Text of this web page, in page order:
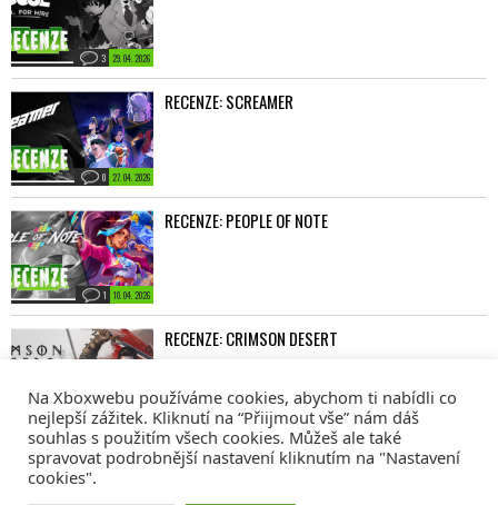
29. 04. 2026
3
27. 04. 2026
0
RECENZE: SCREAMER
10. 04. 2026
1
RECENZE: PEOPLE OF NOTE
06. 04. 2026
2
RECENZE: CRIMSON DESERT
Na Xboxwebu používáme cookies, abychom ti nabídli co
nejlepší zážitek. Kliknutí na “Přiijmout vše” nám dáš
souhlas s použitím všech cookies. Můžeš ale také
spravovat podrobnější nastavení kliknutím na "Nastavení
cookies".